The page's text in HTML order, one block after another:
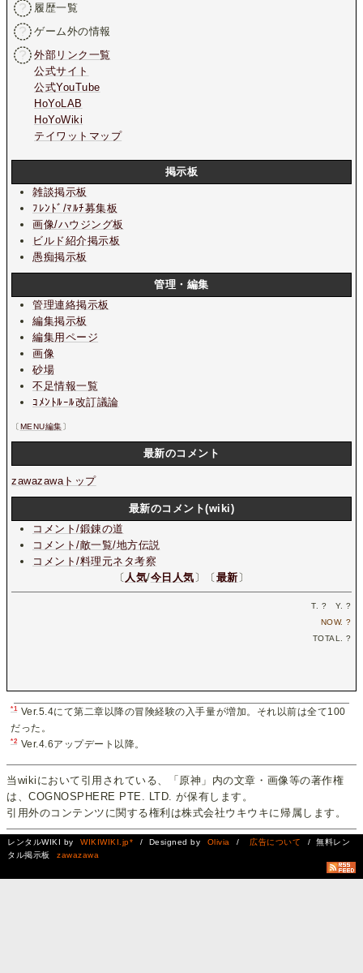
履歴一覧
ゲーム外の情報
外部リンク一覧
公式サイト
公式YouTube
HoYoLAB
HoYoWiki
テイワットマップ
掲示板
雑談掲示板
ﾌﾚﾝﾄﾞ/ﾏﾙﾁ募集板
画像/ハウジング板
ビルド紹介掲示板
愚痴掲示板
管理・編集
管理連絡掲示板
編集掲示板
編集用ページ
画像
砂場
不足情報一覧
ｺﾒﾝﾄﾙｰﾙ改訂議論
〔MENU編集〕
最新のコメント
zawazawaトップ
最新のコメント(wiki)
コメント/鍛錬の道
コメント/敵一覧/地方伝説
コメント/料理元ネタ考察
〔 人気/今日人気 〕〔 最新 〕
T. ? Y.?
NOW.?
TOTAL.?
*1 Ver.5.4にて第二章以降の冒険経験の入手量が増加。それ以前は全て100
だった。
*2 Ver.4.6アップデート以降。
当wikiにおいて引用されている、「原神」内の文章・画像等の著作権
は、COGNOSPHERE PTE. LTD. が保有します。
引用外のコンテンツに関する権利は株式会社ウキウキに帰属します。
レンタルWIKI by WIKIWIKI.jp* / Designed by Olivia / 広告について
/ 無料レン
タル掲示板
zawazawa